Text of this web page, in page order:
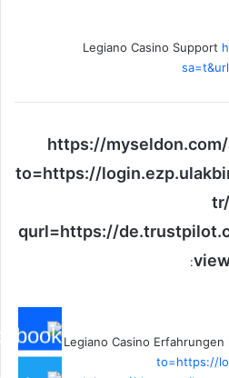
Legiano Casino Support
https://myseldon.com/
to=https://
qurl=https://
:
Legiano Casino Erfahrungen
to=https://